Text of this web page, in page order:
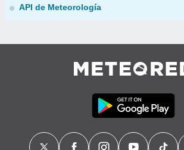
API de Meteorología